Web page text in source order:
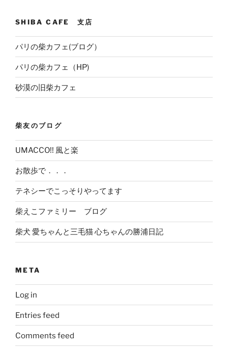
SHIBA CAFE 支店
パリの柴カフェ(ブログ）
パリの柴カフェ（HP)
砂漠の旧柴カフェ
柴友のブログ
UMACCO!! 風と楽
お散歩で．．．
テネシーでこっそりやってます
柴えこファミリー ブログ
柴犬 愛ちゃんと三毛猫 心ちゃんの勝浦日記
META
Log in
Entries feed
Comments feed